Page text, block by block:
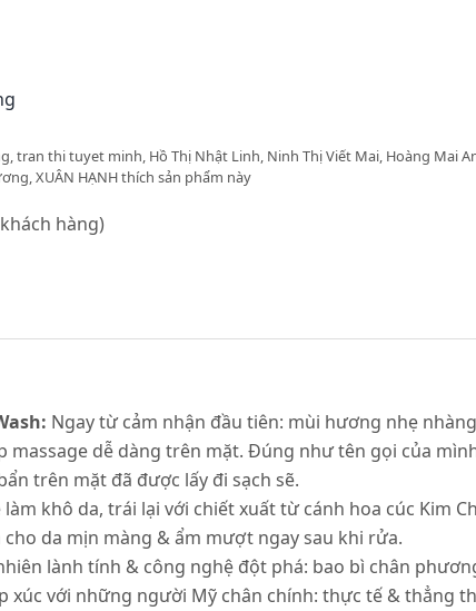
tran thi tuyet minh, Hồ Thị Nhật Linh, Ninh Thị Viết Mai, Hoàng Mai
XUÂN HẠNH thích sản phẩm này
hàng)
Ngay từ cảm nhận đầu tiên: mùi hương nhẹ
dễ dàng trên mặt. Đúng như tên gọi của
trên mặt đã được lấy đi sạch sẽ.
khô da, trái lại với chiết xuất từ cánh hoa cúc Kim
da mịn màng & ẩm mượt ngay sau khi rửa.
lành tính & công nghệ đột phá: bao bì chân
xúc với những người Mỹ chân chính: thực tế & thẳng